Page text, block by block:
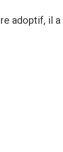
adoptif, il